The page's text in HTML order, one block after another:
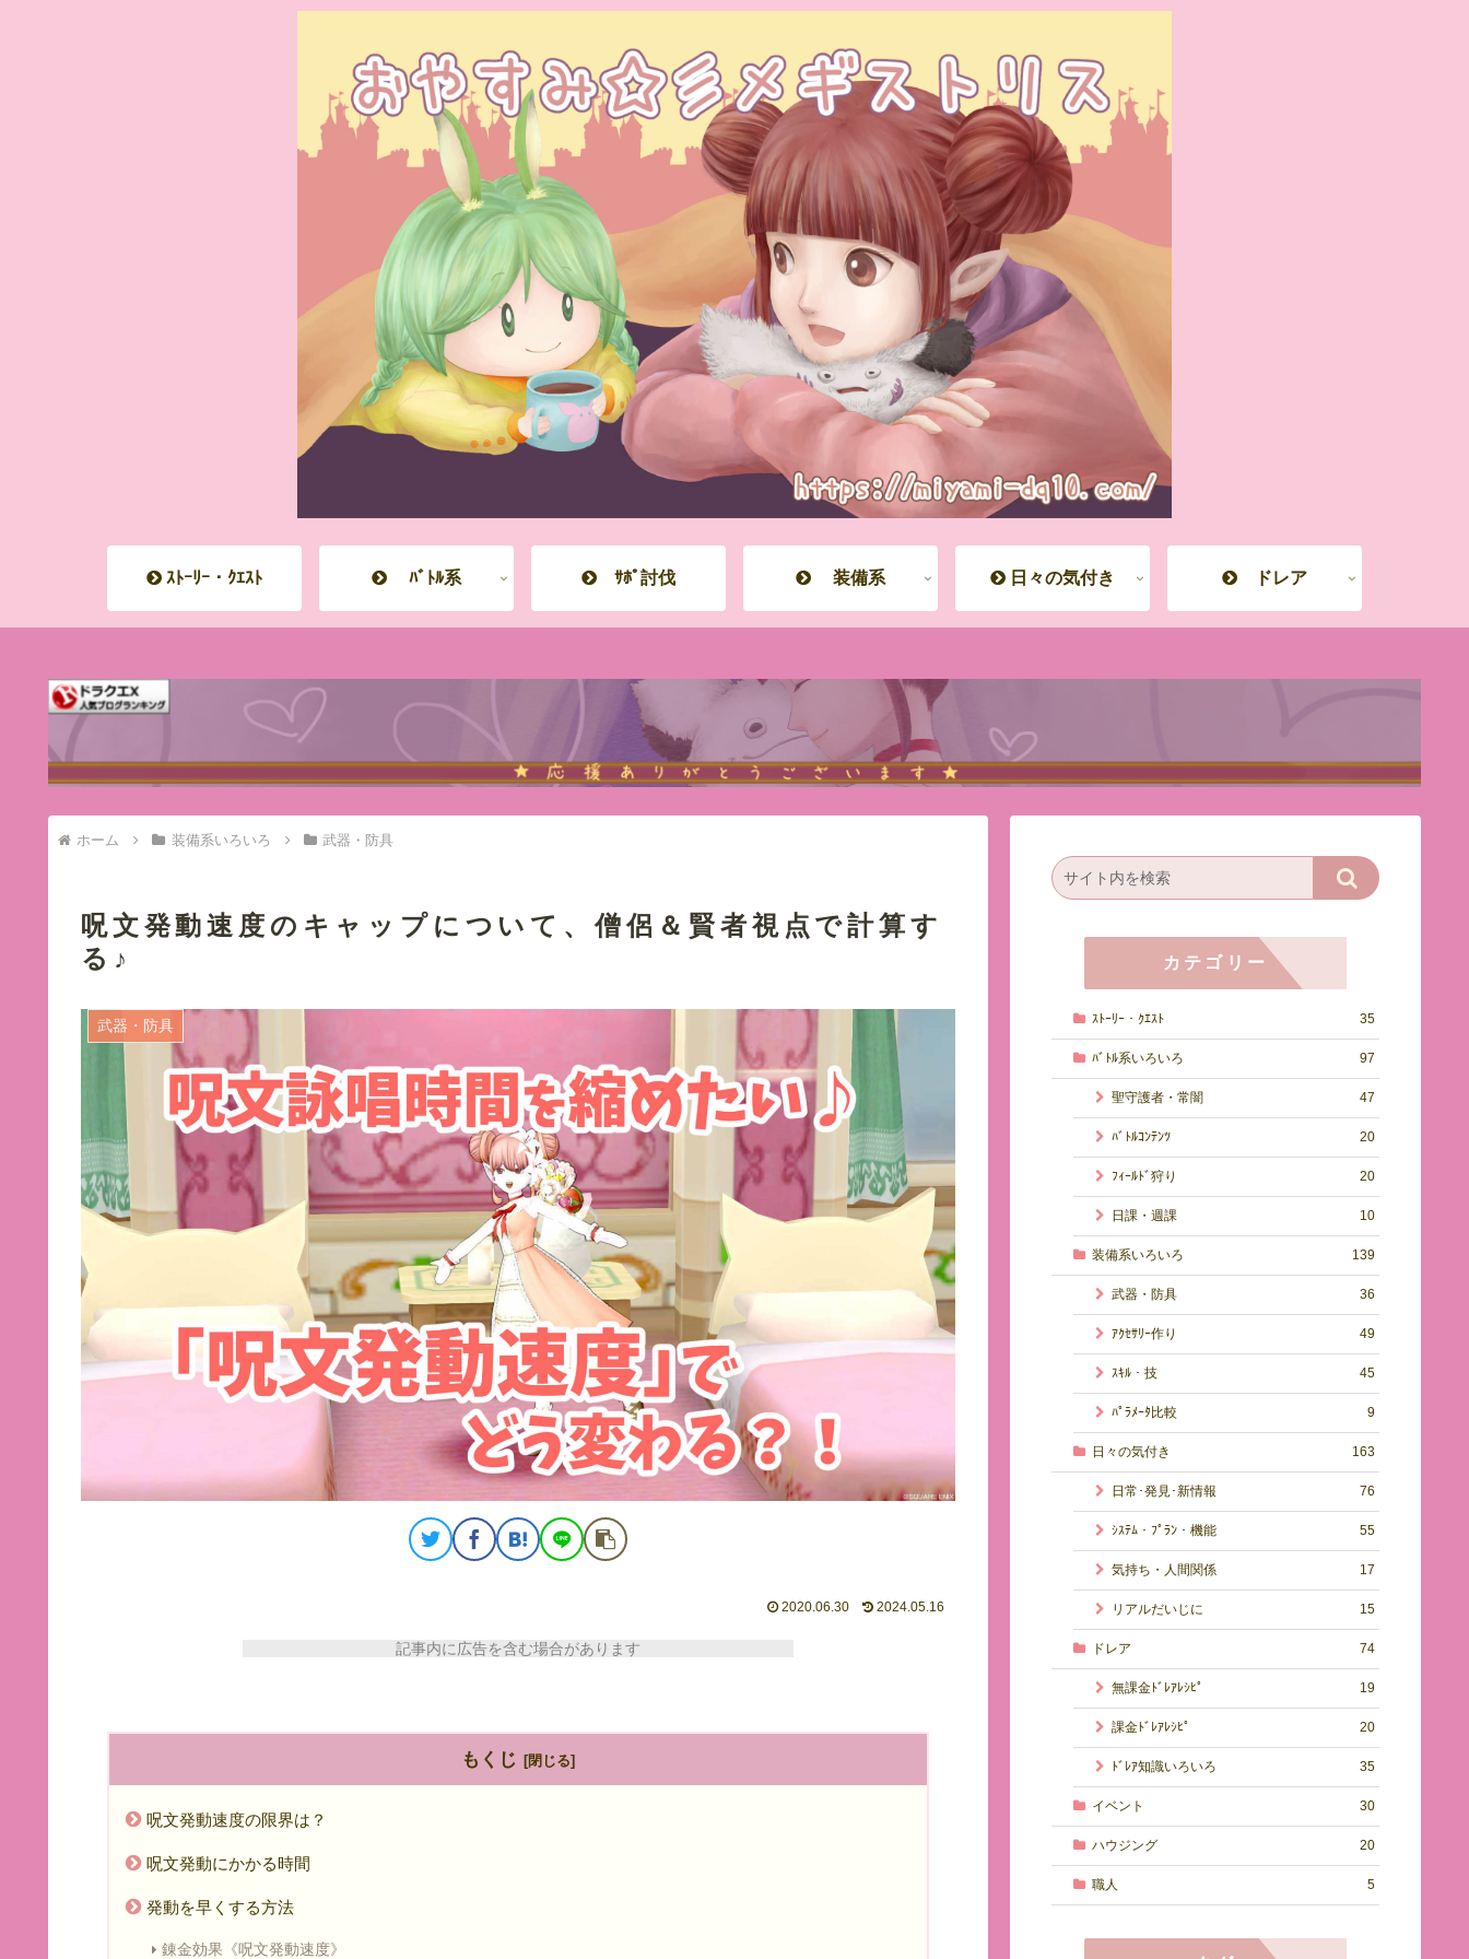
ｽﾄｰﾘｰ・ｸｴｽﾄ ﾊﾞﾄﾙ系 ｻﾎﾟ討伐 装備系 日々の気付き ドレア
ホーム 装備系いろいろ 武器・防具
呪文発動速度のキャップについて、僧侶＆賢者視点で計算す
る♪
武器・防具
2020.06.30 2024.05.16
記事内に広告を含む場合があります
もくじ
呪文発動速度の限界は？
呪文発動にかかる時間
発動を早くする方法
錬金効果《呪文発動速度》
カテゴリー
ｽﾄｰﾘｰ・ｸｴｽﾄ 35
ﾊﾞﾄﾙ系いろいろ 97
聖守護者・常闇 47
ﾊﾞﾄﾙｺﾝﾃﾝﾂ 20
ﾌｨｰﾙﾄﾞ狩り 20
日課・週課 10
装備系いろいろ 139
武器・防具 36
ｱｸｾｻﾘｰ作り 49
ｽｷﾙ・技 45
ﾊﾟﾗﾒｰﾀ比較 9
日々の気付き 163
日常･発見･新情報 76
ｼｽﾃﾑ・ﾌﾟﾗﾝ・機能 55
気持ち・人間関係 17
リアルだいじに 15
ドレア 74
無課金ﾄﾞﾚｱﾚｼﾋﾟ 19
課金ﾄﾞﾚｱﾚｼﾋﾟ 20
ﾄﾞﾚｱ知識いろいろ 35
イベント 30
ハウジング 20
職人 5